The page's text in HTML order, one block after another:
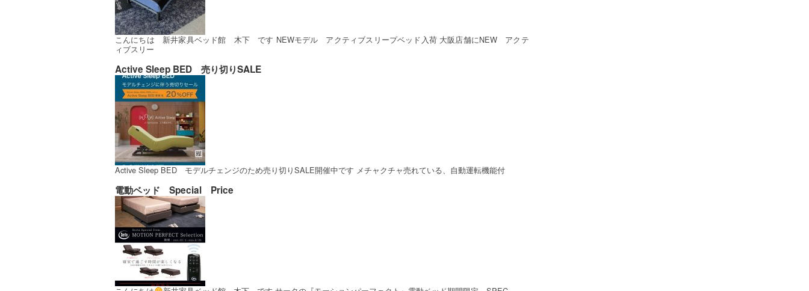
こんにちは 新井家具ベッド館 木下 です NEWモデル アクティブスリープベッド入荷 大阪店舗にNEW アクテ
ィブスリー
Active Sleep BED 売り切りSALE
Active Sleep BED モデルチェンジのため売り切りSALE開催中です メチャクチャ売れている、自動運転機能付
電動ベッド Special Price